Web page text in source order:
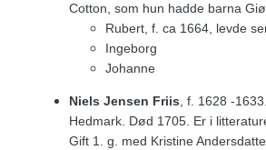
Cotton, som hun hadde barna
Rubert, f. ca 1664, levde
Ingeborg
Johanne
Niels Jensen Friis , f. 1628 -
Hedmark. Død 1705. Er i
Gift 1. g. med Kristine